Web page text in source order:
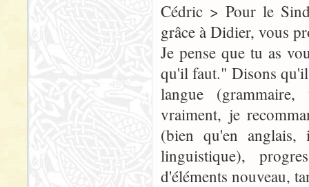
Cédric > Pour le
grâce à Didier, vous
Je pense que tu as
qu'il faut." Disons
langue
vraiment, je
(bien qu'en anglais,
linguistique),
d'éléments nouveau,